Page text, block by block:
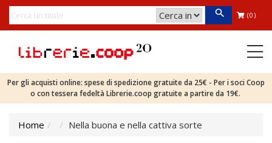
(0)
Per gli acquisti online: spese di spedizione gratuite da 25€ - Per i soci Coop
o con tessera fedeltà Librerie.coop gratuite a partire da 19€.
Home Nella buona e nella cattiva sorte